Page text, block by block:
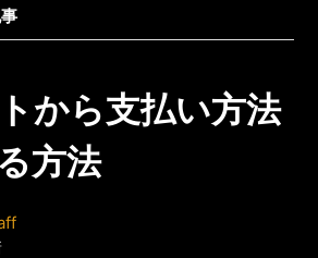
から支払い方法
方法